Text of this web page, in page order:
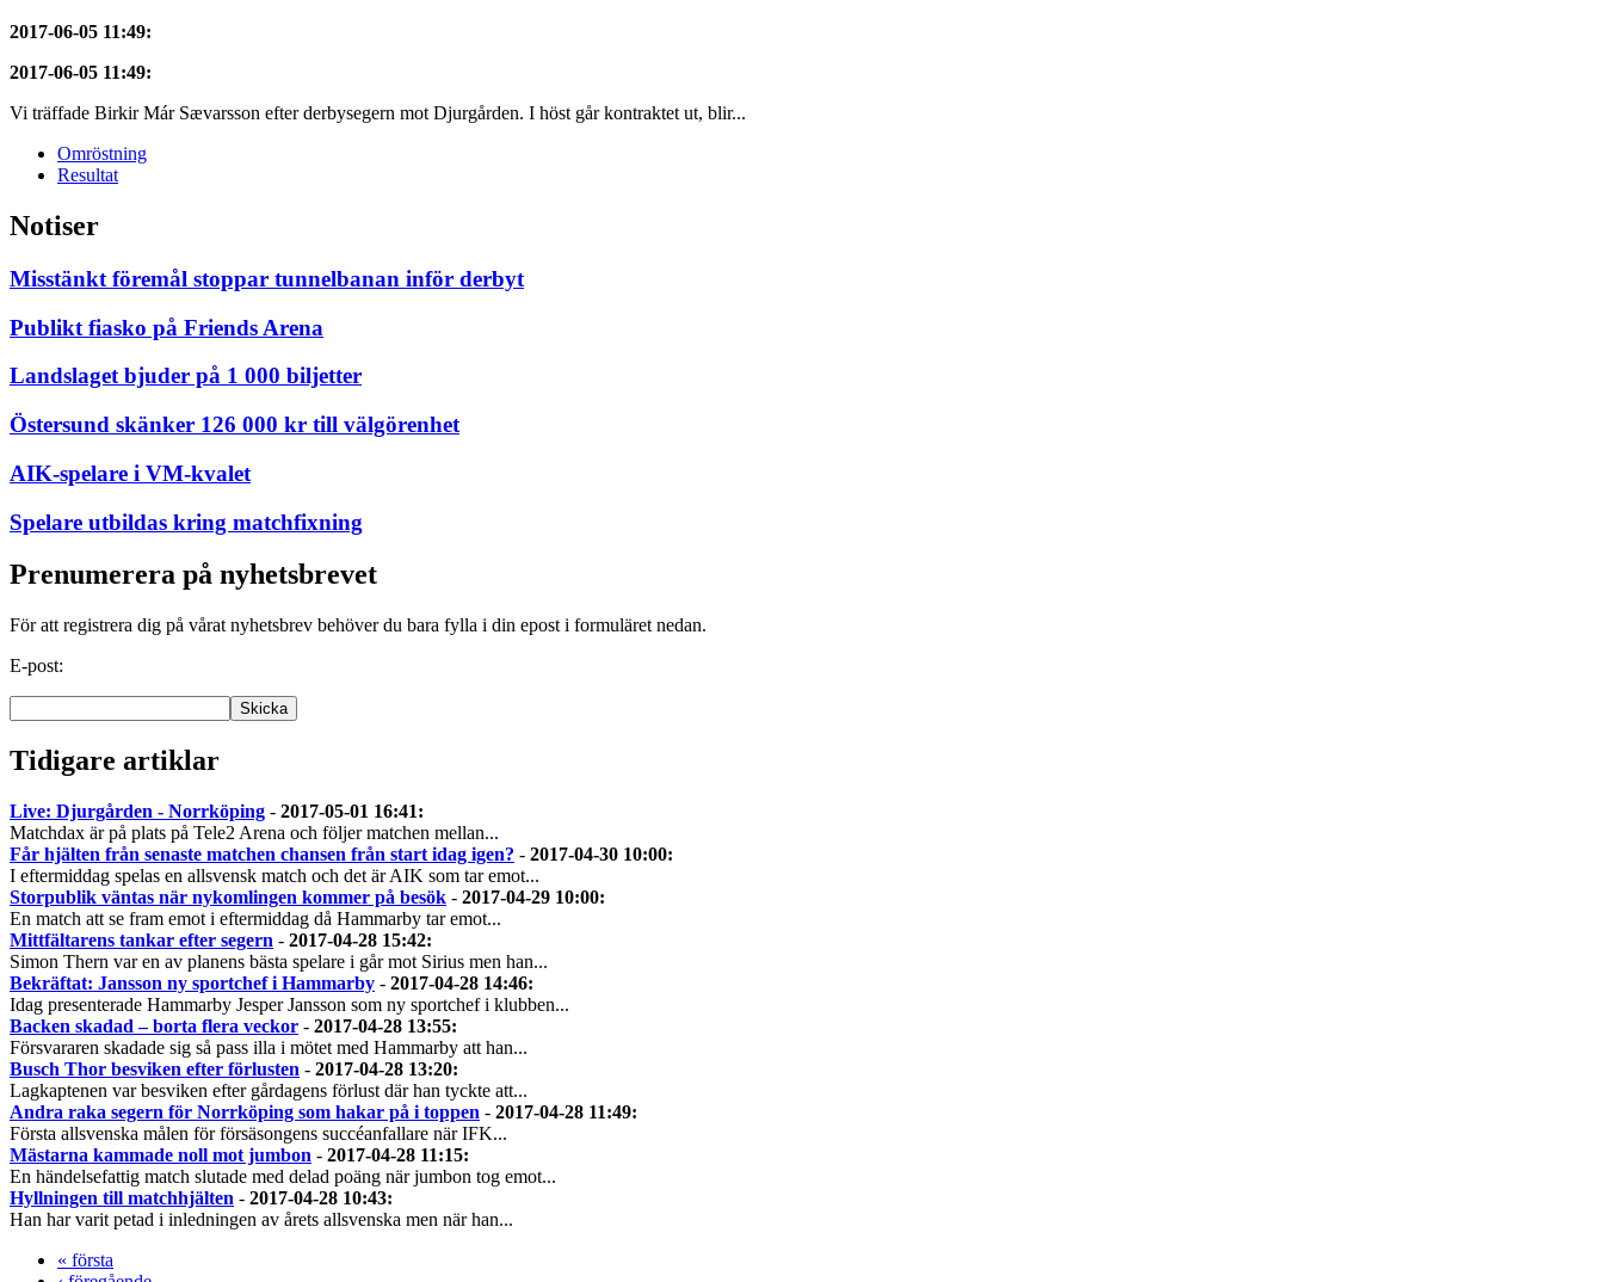
2017-06-05 11:49:
2017-06-05 11:49:
Vi träffade Birkir Már Sævarsson efter derbysegern mot Djurgården. I höst går kontraktet ut, blir...
Omröstning
Resultat
Notiser
Misstänkt föremål stoppar tunnelbanan inför derbyt
Publikt fiasko på Friends Arena
Landslaget bjuder på 1 000 biljetter
Östersund skänker 126 000 kr till välgörenhet
AIK-spelare i VM-kvalet
Spelare utbildas kring matchfixning
Prenumerera på nyhetsbrevet
För att registrera dig på vårat nyhetsbrev behöver du bara fylla i din epost i formuläret nedan.
E-post:
Tidigare artiklar
Live: Djurgården - Norrköping - 2017-05-01 16:41:
Matchdax är på plats på Tele2 Arena och följer matchen mellan...
Får hjälten från senaste matchen chansen från start idag igen? - 2017-04-30 10:00:
I eftermiddag spelas en allsvensk match och det är AIK som tar emot...
Storpublik väntas när nykomlingen kommer på besök - 2017-04-29 10:00:
En match att se fram emot i eftermiddag då Hammarby tar emot...
Mittfältarens tankar efter segern - 2017-04-28 15:42:
Simon Thern var en av planens bästa spelare i går mot Sirius men han...
Bekräftat: Jansson ny sportchef i Hammarby - 2017-04-28 14:46:
Idag presenterade Hammarby Jesper Jansson som ny sportchef i klubben...
Backen skadad – borta flera veckor - 2017-04-28 13:55:
Försvararen skadade sig så pass illa i mötet med Hammarby att han...
Busch Thor besviken efter förlusten - 2017-04-28 13:20:
Lagkaptenen var besviken efter gårdagens förlust där han tyckte att...
Andra raka segern för Norrköping som hakar på i toppen - 2017-04-28 11:49:
Första allsvenska målen för försäsongens succéanfallare när IFK...
Mästarna kammade noll mot jumbon - 2017-04-28 11:15:
En händelsefattig match slutade med delad poäng när jumbon tog emot...
Hyllningen till matchhjälten - 2017-04-28 10:43:
Han har varit petad i inledningen av årets allsvenska men när han...
« första